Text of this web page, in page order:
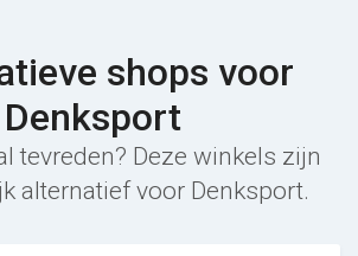
shops voor
Denksport
tevreden? Deze winkels zijn
alternatief voor Denksport.